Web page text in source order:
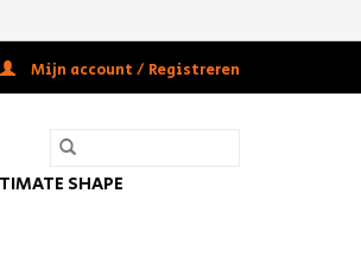
Mijn account / Registreren
SHAPE